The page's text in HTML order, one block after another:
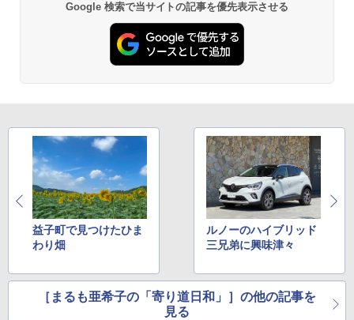
Google 検索で当サイトの記事を優先表示させる
益子町で見つけたひま
わり畑
ルノーのハイブリッド
三兄弟に興味津々
［まるも亜希子の「寄り道日和」］の他の記事を
見る